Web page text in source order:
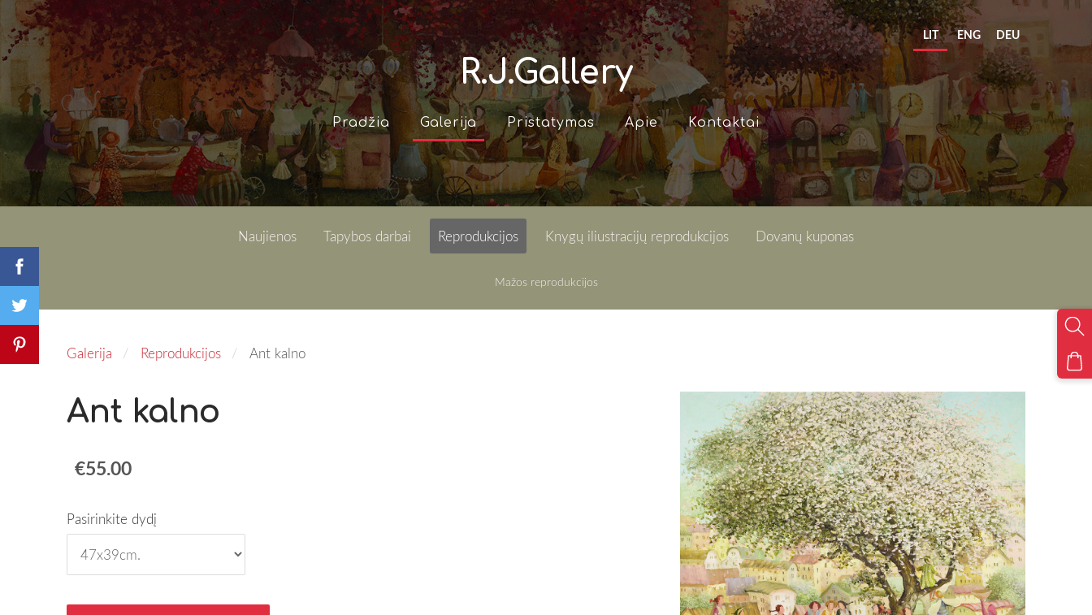
LIT ENG DEU
R.J.Gallery
Pradžia Galerija Pristatymas Apie Kontaktai
Naujienos Tapybos darbai Reprodukcijos Knygų iliustracijų reprodukcijos Dovanų kuponas
Mažos reprodukcijos
Galerija Reprodukcijos Ant kalno
Ant kalno
€55.00
Pasirinkite dydį